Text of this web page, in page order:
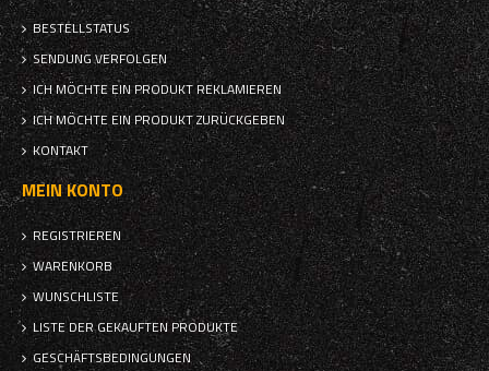
BESTELLSTATUS
SENDUNG VERFOLGEN
ICH MÖCHTE EIN PRODUKT REKLAMIEREN
ICH MÖCHTE EIN PRODUKT ZURÜCKGEBEN
KONTAKT
MEIN KONTO
REGISTRIEREN
WARENKORB
WUNSCHLISTE
LISTE DER GEKAUFTEN PRODUKTE
GESCHÄFTSBEDINGUNGEN